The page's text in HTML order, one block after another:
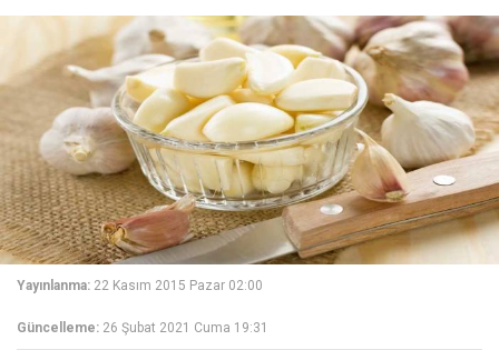
Yayınlanma: 22 Kasım 2015 Pazar 02:00
Güncelleme: 26 Şubat 2021 Cuma 19:31